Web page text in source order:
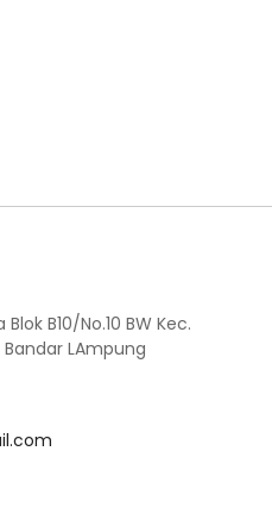
B10/No.10 BW Kec.
LAmpung